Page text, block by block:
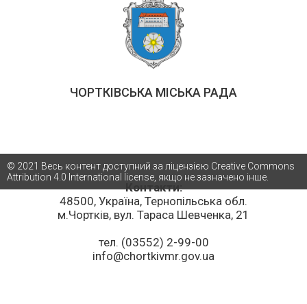
ЧОРТКІВСЬКА МІСЬКА РАДА
Контакти:
48500, Україна, Тернопільська обл.
м.Чортків, вул. Тараса Шевченка, 21
тел. (03552) 2-99-00
info@chortkivmr.gov.ua
© 2021 Весь контент доступний за ліцензією Creative Commons
Attribution 4.0 International license, якщо не зазначено інше.